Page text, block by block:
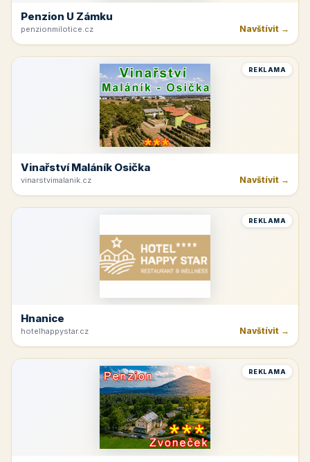
Penzion U Zámku
penzionmilotice.cz Navštívit →
REKLAMA
Vinařství Maláník Osička
vinarstvimalanik.cz Navštívit →
REKLAMA
Hnanice
hotelhappystar.cz Navštívit →
REKLAMA